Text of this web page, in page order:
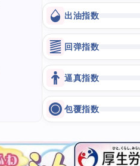
出油指数
回弹指数
逼真指数
包覆指数